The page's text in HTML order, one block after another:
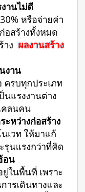
านไม่ดี
หรือจ่ายค่า
อสร้างทั้งหมด
ง ผลงานสร้าง
งาน
ครบทุกประเภท
นแรงงานต่าง
คลนคน
หว่างก่อสร้าง
เวท ให้มาแก้
นแรงกว่าที่คิด
อน
ในพื้นที่ เพราะ
ารเดินทางและ